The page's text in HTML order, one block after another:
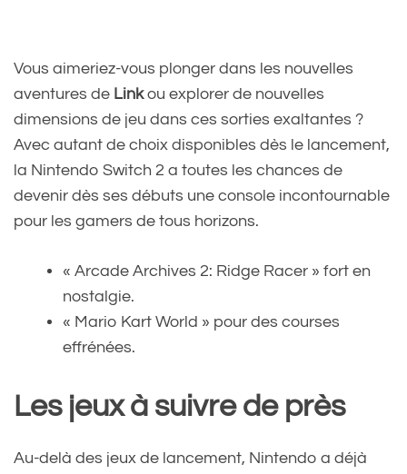
Vous aimeriez-vous plonger dans les nouvelles
aventures de Linkou explorer de nouvelles
dimensions de jeu dans ces sorties exaltantes ?
Avec autant de choix disponibles dès le lancement,
la Nintendo Switch 2 a toutes les chances de
devenir dès ses débuts une console incontournable
pour les gamers de tous horizons.
« Arcade Archives 2: Ridge Racer » fort en
nostalgie.
« Mario Kart World » pour des courses
effrénées.
Les jeux à suivre de près
Au-delà des jeux de lancement, Nintendo a déjà